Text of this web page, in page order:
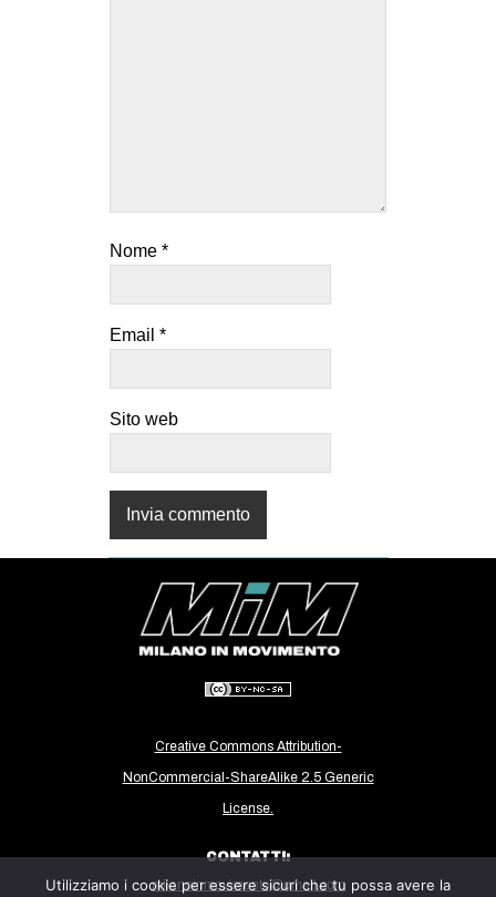
Nome *
Email *
Sito web
Creative Commons Attribution-
NonCommercial-ShareAlike 2.5 Generic
License.
CONTATTI:
milanoinmovimento@gmail.com
Utilizziamo i cookie per essere sicuri che tu possa avere la